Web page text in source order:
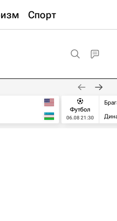
Спорт
Футбол
06.08 21:30